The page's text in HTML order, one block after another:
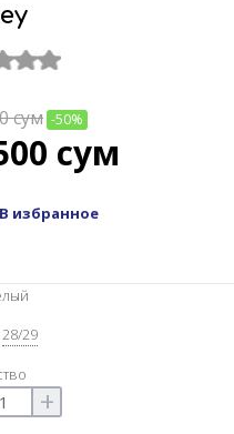
сум -50%
сум
В избранное
28/29
+